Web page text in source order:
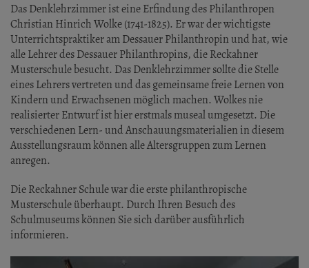
Das Denklehrzimmer ist eine Erfindung des Philanthropen
Christian Hinrich Wolke (1741-1825). Er war der wichtigste
Unterrichtspraktiker am Dessauer Philanthropin und hat, wie
alle Lehrer des Dessauer Philanthropins, die Reckahner
Musterschule besucht. Das Denklehrzimmer sollte die Stelle
eines Lehrers vertreten und das gemeinsame freie Lernen von
Kindern und Erwachsenen möglich machen. Wolkes nie
realisierter Entwurf ist hier erstmals museal umgesetzt. Die
verschiedenen Lern- und Anschauungsmaterialien in diesem
Ausstellungsraum können alle Altersgruppen zum Lernen
anregen.
Die Reckahner Schule war die erste philanthropische
Musterschule überhaupt. Durch Ihren Besuch des
Schulmuseums können Sie sich darüber ausführlich
informieren.